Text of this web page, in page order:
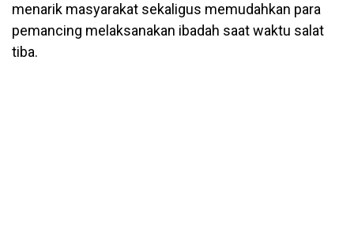
menarik masyarakat sekaligus memudahkan para
pemancing melaksanakan ibadah saat waktu salat
tiba.